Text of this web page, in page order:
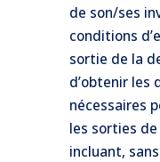
de son/ses
conditions
sortie de la
d’obtenir les
nécessaires
les sorties
incluant,